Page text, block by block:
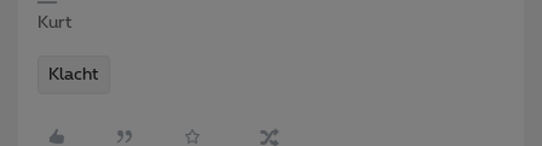
Kurt
Klacht